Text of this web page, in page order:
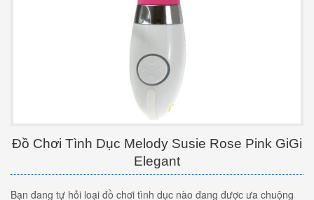
Đồ Chơi Tình Dục Melody Susie Rose Pink GiGi
Elegant
Bạn đang tự hỏi loại đồ chơi tình dục nào đang được ưa chuộng